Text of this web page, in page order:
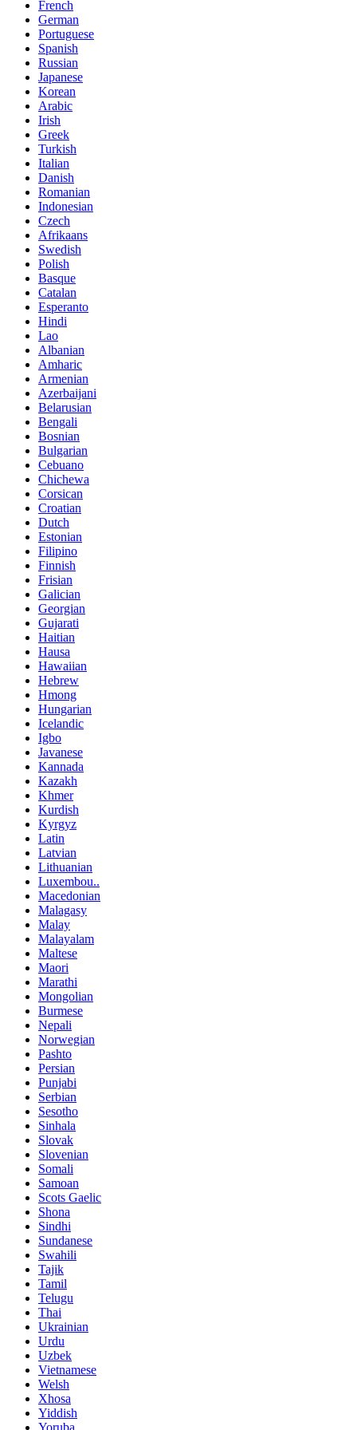
French
German
Portuguese
Spanish
Russian
Japanese
Korean
Arabic
Irish
Greek
Turkish
Italian
Danish
Romanian
Indonesian
Czech
Afrikaans
Swedish
Polish
Basque
Catalan
Esperanto
Hindi
Lao
Albanian
Amharic
Armenian
Azerbaijani
Belarusian
Bengali
Bosnian
Bulgarian
Cebuano
Chichewa
Corsican
Croatian
Dutch
Estonian
Filipino
Finnish
Frisian
Galician
Georgian
Gujarati
Haitian
Hausa
Hawaiian
Hebrew
Hmong
Hungarian
Icelandic
Igbo
Javanese
Kannada
Kazakh
Khmer
Kurdish
Kyrgyz
Latin
Latvian
Lithuanian
Luxembou..
Macedonian
Malagasy
Malay
Malayalam
Maltese
Maori
Marathi
Mongolian
Burmese
Nepali
Norwegian
Pashto
Persian
Punjabi
Serbian
Sesotho
Sinhala
Slovak
Slovenian
Somali
Samoan
Scots Gaelic
Shona
Sindhi
Sundanese
Swahili
Tajik
Tamil
Telugu
Thai
Ukrainian
Urdu
Uzbek
Vietnamese
Welsh
Xhosa
Yiddish
Yoruba